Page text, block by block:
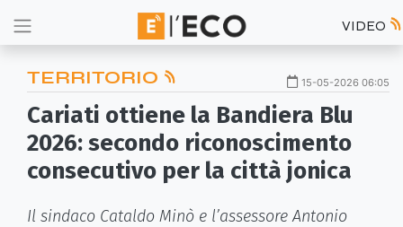
VIDEO
TERRITORIO 15-05-2026 06:05
Cariati ottiene la Bandiera Blu
2026: secondo riconoscimento
consecutivo per la città jonica
Il sindaco Cataldo Minò e l’assessore Antonio